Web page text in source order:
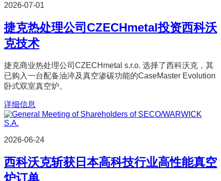
2026-07-01
捷克热处理公司CZECHmetal投资西科沃
克技术
捷克商业热处理公司CZECHmetal s.r.o. 选择了西科沃克，其
已购入一台配备油淬及真空渗碳功能的CaseMaster Evolution
卧式双室真空炉。
详细信息
2026-06-24
西科沃克斩获日本高科技行业高性能真空
炉订单